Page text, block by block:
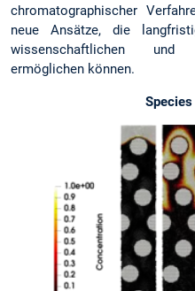
chromatographischer
neue Ansätze, die
wissenschaftlichen und
ermöglichen können.